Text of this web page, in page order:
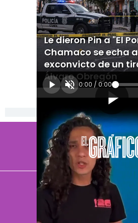
Le dieron Pin a "El
Chamaco se echa a
exconvicto de un
Álvaro Obregón
0:00 / 0:00
[Publicidad]
El Universal
Vive USA